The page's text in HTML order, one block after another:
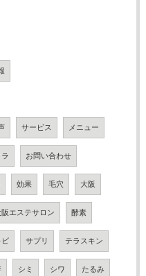
サービス メニュー
お問い合わせ
効果 毛穴 大阪
阪エステサロン 酵素
ビ サプリ テラスキン
シミ シワ たるみ